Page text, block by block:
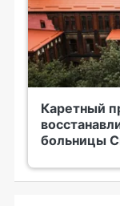
Каретный
больницы